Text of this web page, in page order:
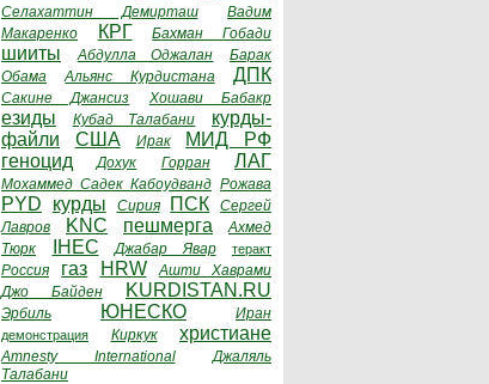
Селахаттин Демирташ
Вадим
Макаренко
КРГ Бахман Гобади
шииты Абдулла Оджалан
Барак
Обама
Альянс Курдистана ДПК
Сакине Джансиз Хошави Бабакр
езиды Кубад Талабани
курды-
файли
США Ирак
МИД РФ
геноцид
Дохук Горран ЛАГ
Мохаммед Садек Кабоудванд Рожава
PYD курды Сирия ПСК
Сергей
Лавров
KNC пешмерга
Ахмед
Тюрк
IHEC Джабар Явар теракт
Россия газ HRW
Ашти Хаврами
Джо Байден
KURDISTAN.RU
Эрбиль ЮНЕСКО Иран
демонстрация Киркук христиане
Amnesty International
Джаляль
Талабани